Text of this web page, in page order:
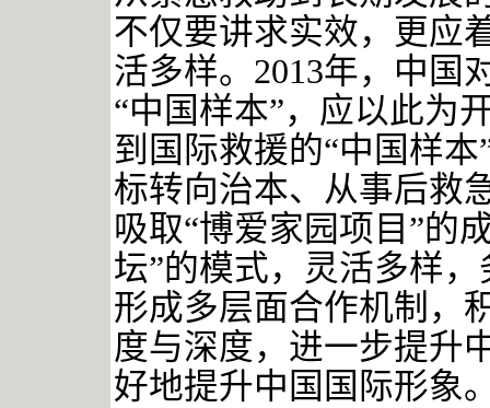
不仅要讲求实效，更应
活多样。 2013年，中国
“中国样本”，应以此为
到国际救援的“中国样
标转向治本、从事后救
吸取“博爱家园项目”的
坛”的模式，灵活多样
形成多层面合作机制，
度与深度，进一步提升
好地提升中国国际形象